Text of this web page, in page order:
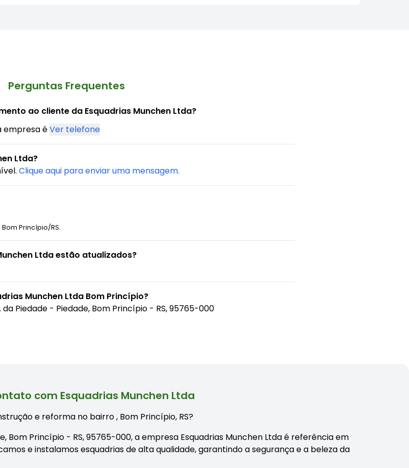
Perguntas Frequentes
ao cliente da Esquadrias Munchen Ltda?
empresa éVer telefone
Ltda?
Clique aqui para enviar uma mensagem.
Princípio/RS.
Ltda estão atualizados?
Munchen Ltda Bom Princípio?
da Piedade - Piedade, Bom Princípio - RS, 95765-000
com Esquadrias Munchen Ltda
e reforma no bairro, Bom Princípio, RS?
Bom Princípio - RS, 95765-000, a empresa Esquadrias Munchen Ltda é referência em
e instalamos esquadrias de alta qualidade, garantindo a segurança e a beleza da